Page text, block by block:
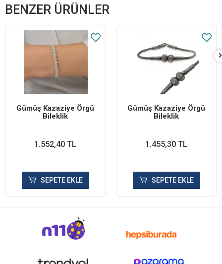
BENZER ÜRÜNLER
Gümüş Kazaziye Örgü
Bileklik
1.552,40 TL
SEPETE EKLE
Gümüş Kazaziye Örgü
Bileklik
1.455,30 TL
SEPETE EKLE